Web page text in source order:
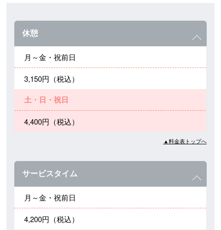
休憩
月～金・祝前日
3,150円（税込）
土・日・祝日
4,400円（税込）
▲料金表トップへ
サービスタイム
月～金・祝前日
4,200円（税込）